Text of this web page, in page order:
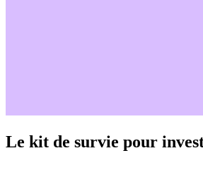
Le kit de survie pour